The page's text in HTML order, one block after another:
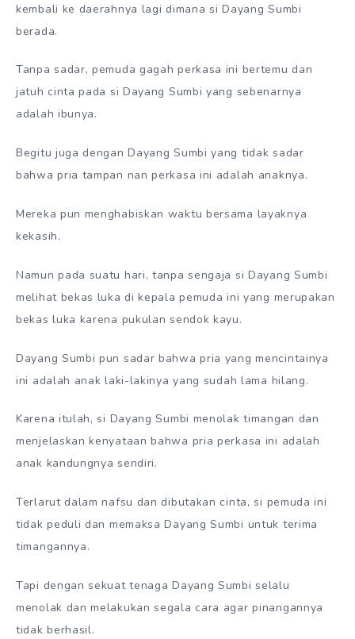
kembali ke daerahnya lagi dimana si Dayang Sumbi
berada.
Tanpa sadar, pemuda gagah perkasa ini bertemu dan
jatuh cinta pada si Dayang Sumbi yang sebenarnya
adalah ibunya.
Begitu juga dengan Dayang Sumbi yang tidak sadar
bahwa pria tampan nan perkasa ini adalah anaknya.
Mereka pun menghabiskan waktu bersama layaknya
kekasih.
Namun pada suatu hari, tanpa sengaja si Dayang Sumbi
melihat bekas luka di kepala pemuda ini yang merupakan
bekas luka karena pukulan sendok kayu.
Dayang Sumbi pun sadar bahwa pria yang mencintainya
ini adalah anak laki-lakinya yang sudah lama hilang.
Karena itulah, si Dayang Sumbi menolak timangan dan
menjelaskan kenyataan bahwa pria perkasa ini adalah
anak kandungnya sendiri.
Terlarut dalam nafsu dan dibutakan cinta, si pemuda ini
tidak peduli dan memaksa Dayang Sumbi untuk terima
timangannya.
Tapi dengan sekuat tenaga Dayang Sumbi selalu
menolak dan melakukan segala cara agar pinangannya
tidak berhasil.